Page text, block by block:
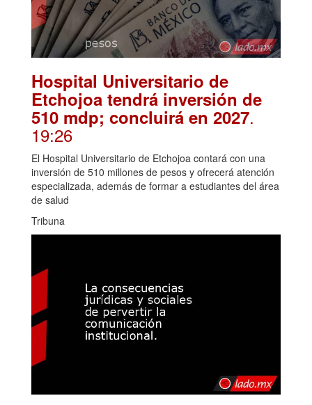
Hospital Universitario de
Etchojoa tendrá inversión de
510 mdp; concluirá en 2027.
19:26
El Hospital Universitario de Etchojoa contará con una
inversión de 510 millones de pesos y ofrecerá atención
especializada, además de formar a estudiantes del área
de salud
Tribuna